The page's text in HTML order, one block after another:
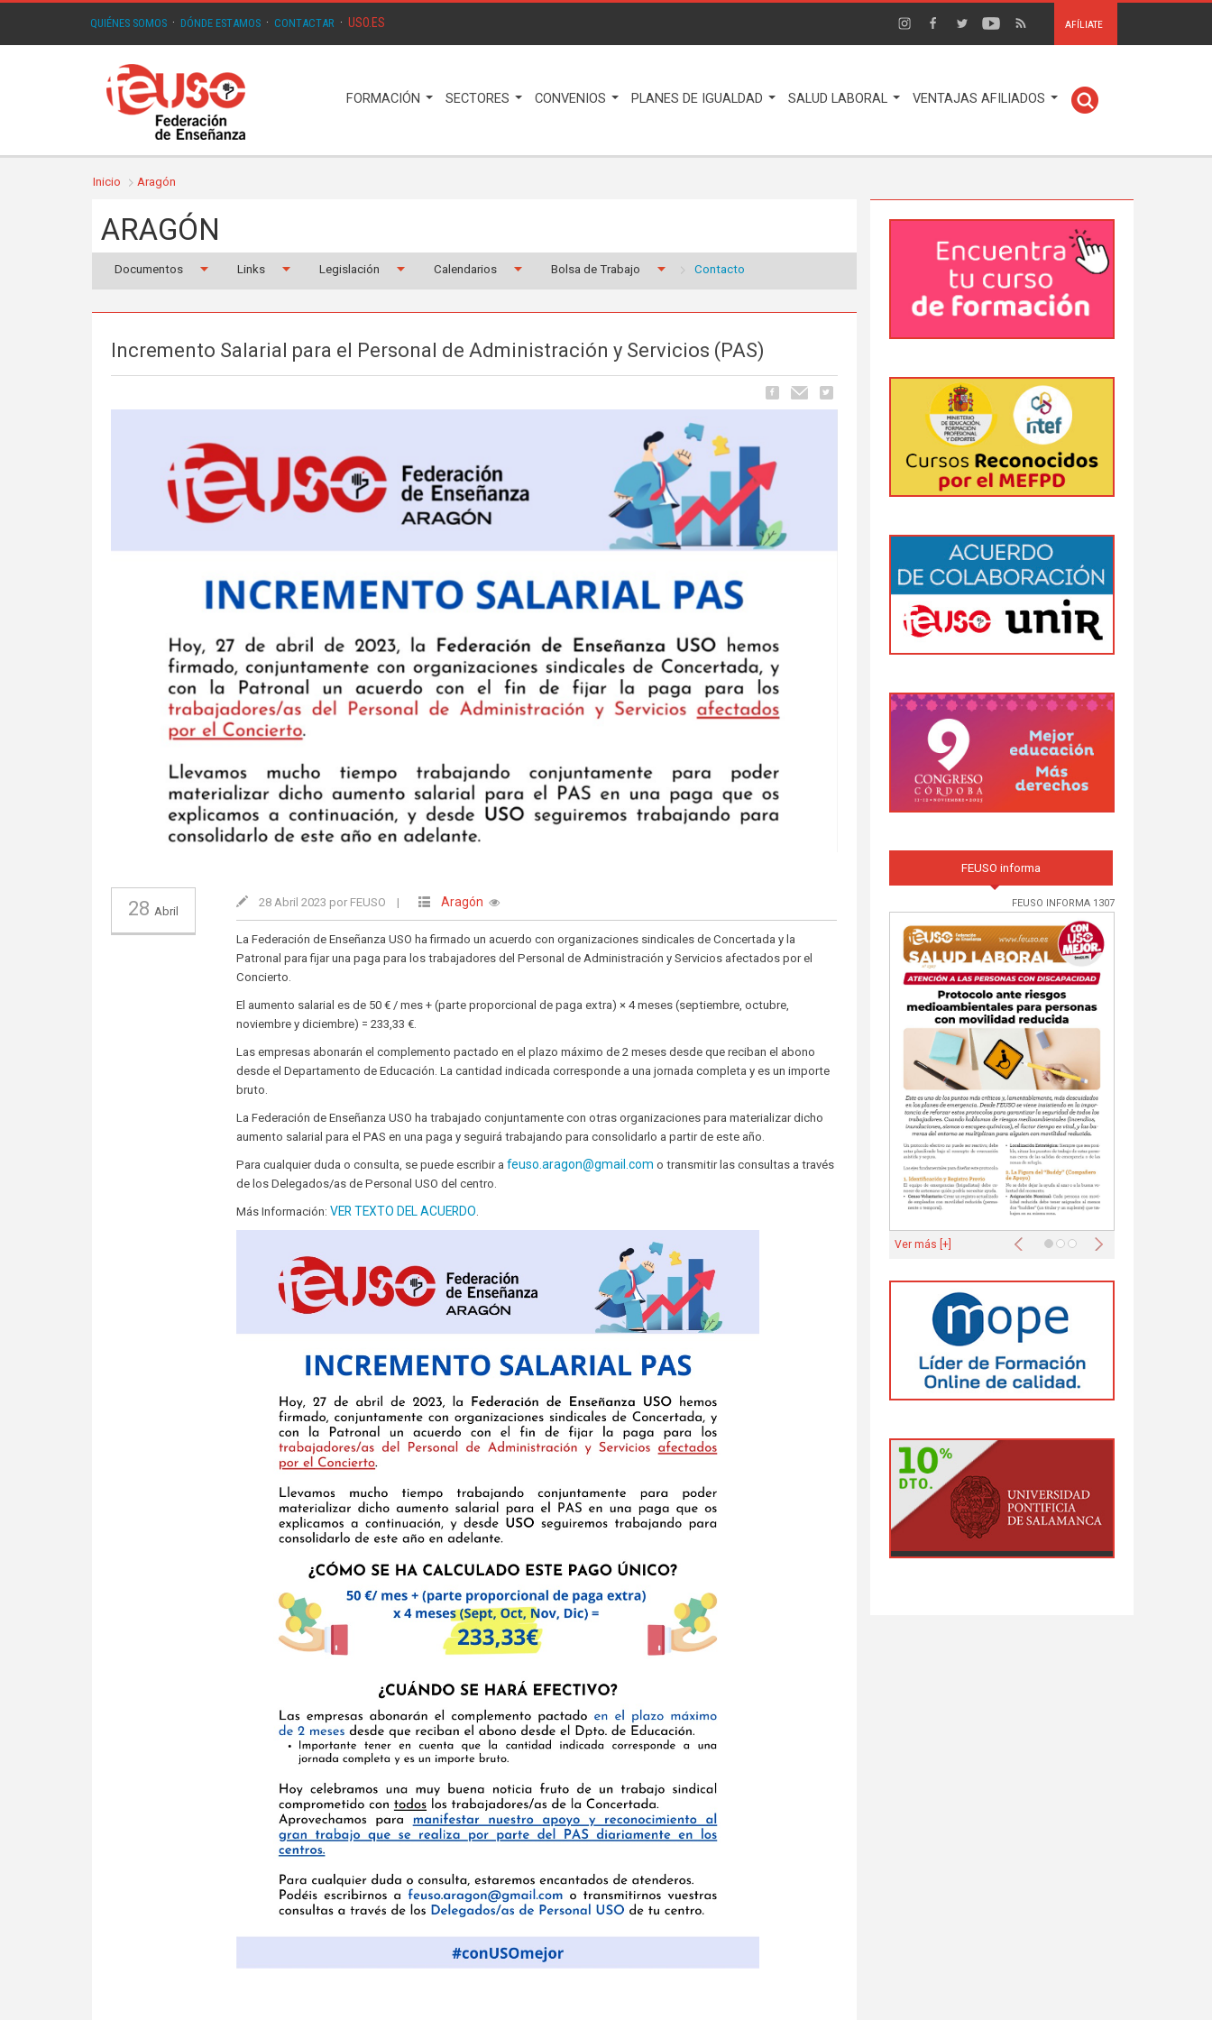
QUIÉNES SOMOS · DÓNDE ESTAMOS · CONTACTAR · USO.ES AFÍLIATE
FORMACIÓN SECTORES CONVENIOS PLANES DE IGUALDAD SALUD LABORAL VENTAJAS AFILIADOS
Inicio Aragón
ARAGÓN
Documentos Links Legislación Calendarios Bolsa de Trabajo Contacto
Incremento Salarial para el Personal de Administración y Servicios (PAS)
28Abril
28 Abril 2023 por FEUSO | Aragón
La Federación de Enseñanza USO ha firmado un acuerdo con organizaciones sindicales de Concertada y la
Patronal para fijar una paga para los trabajadores del Personal de Administración y Servicios afectados por el
Concierto.
El aumento salarial es de 50 € / mes + (parte proporcional de paga extra) × 4 meses (septiembre, octubre,
noviembre y diciembre) = 233,33 €.
Las empresas abonarán el complemento pactado en el plazo máximo de 2 meses desde que reciban el abono
desde el Departamento de Educación. La cantidad indicada corresponde a una jornada completa y es un importe
bruto.
La Federación de Enseñanza USO ha trabajado conjuntamente con otras organizaciones para materializar dicho
aumento salarial para el PAS en una paga y seguirá trabajando para consolidarlo a partir de este año.
Para cualquier duda o consulta, se puede escribir afeuso.aragon@gmail.com o transmitir las consultas a través
de los Delegados/as de Personal USO del centro.
Más Información:VER TEXTO DEL ACUERDO.
FEUSO informa
FEUSO INFORMA 1307
Anterior Siguiente
Ver más [+]